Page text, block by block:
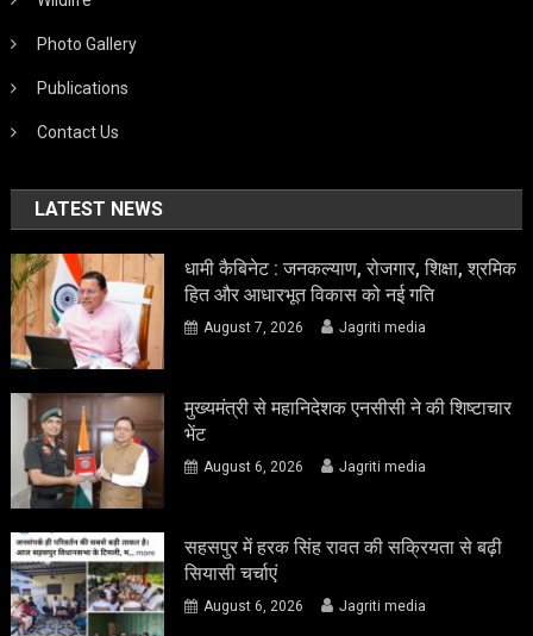
Photo Gallery
Publications
Contact Us
LATEST NEWS
धामी कैबिनेट : जनकल्याण, रोजगार, शिक्षा, श्रमिक
हित और आधारभूत विकास को नई गति
August 7, 2026 Jagriti media
मुख्यमंत्री से महानिदेशक एनसीसी ने की शिष्टाचार
भेंट
August 6, 2026 Jagriti media
सहसपुर में हरक सिंह रावत की सक्रियता से बढ़ी
सियासी चर्चाएं
August 6, 2026 Jagriti media